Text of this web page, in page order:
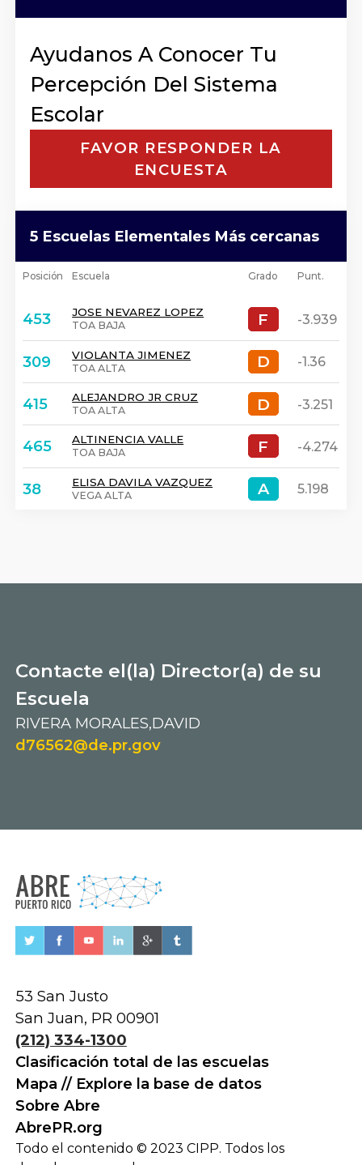
Ayudanos A Conocer Tu
Percepción Del Sistema
Escolar
FAVOR RESPONDER LA
ENCUESTA
5 Escuelas Elementales Más cercanas
Posición Escuela Grado Punt.
453 JOSE NEVAREZ LOPEZ
TOA BAJA F
F -3.939
309 VIOLANTA JIMENEZ
TOA ALTA D
D -1.36
415 ALEJANDRO JR CRUZ
TOA ALTA D
D -3.251
465 ALTINENCIA VALLE
TOA BAJA F
F -4.274
38 ELISA DAVILA VAZQUEZ
VEGA ALTA A
A 5.198
Contacte el(la) Director(a) de su
Escuela
RIVERA MORALES,DAVID
d76562@de.pr.gov
53 San Justo
San Juan, PR 00901
(212) 334-1300
Clasificación total de las escuelas
Mapa // Explore la base de datos
Sobre Abre
AbrePR.org
Todo el contenido © 2023 CIPP. Todos los